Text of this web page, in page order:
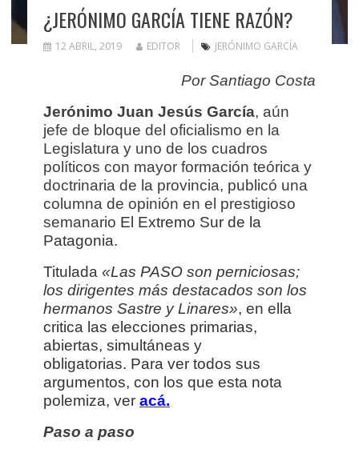
¿JERÓNIMO GARCÍA TIENE RAZÓN?
12 ABRIL, 2019 EDITOR JERÓNIMO GARCÍA
Por Santiago Costa
Jerónimo Juan Jesús García, aún
jefe de bloque del oficialismo en la
Legislatura y uno de los cuadros
políticos con mayor formación teórica y
doctrinaria de la provincia, publicó una
columna de opinión en el prestigioso
semanario El Extremo Sur de la
Patagonia.
Titulada «Las PASO son perniciosas;
los dirigentes más destacados son los
hermanos Sastre y Linares», en ella
critica las elecciones primarias,
abiertas, simultáneas y
obligatorias. Para ver todos sus
argumentos, con los que esta nota
polemiza, ver acá.
Paso a paso